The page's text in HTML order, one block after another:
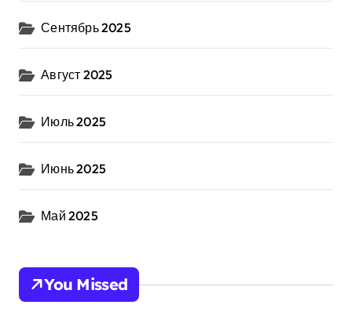
Сентябрь 2025
Август 2025
Июль 2025
Июнь 2025
Май 2025
You Missed